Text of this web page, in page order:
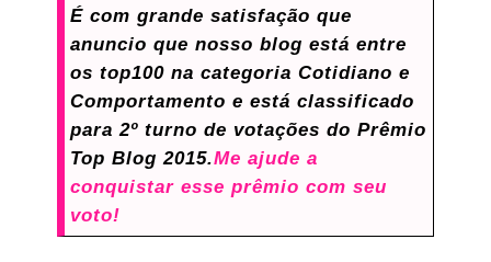
É com grande satisfação que
anuncio que nosso blog está entre
os top100 na categoria Cotidiano e
Comportamento e está classificado
para 2º turno de votações do Prêmio
Top Blog 2015.Me ajude a
conquistar esse prêmio com seu
voto!